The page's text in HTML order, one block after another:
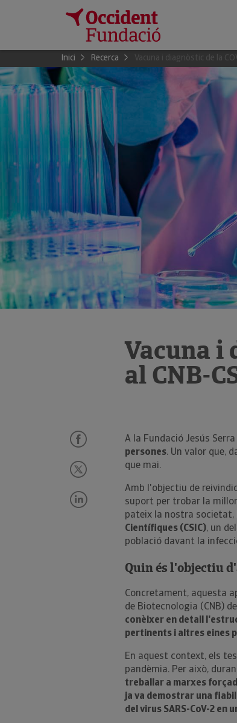
Inici Recerca Vacuna i diagnòstic de la
Vacuna i
al CNB-
A la Fundació Jesús
persones. Un valor que,
que mai.
Amb l'objectiu de
suport per trobar la
pateix la nostra societat,
Científiques (CSIC), un
població davant la
Quin és l'objectiu
Concretament, aquesta
de Biotecnologia (CNB)
conèixer en detall
pertinents i altres eines
En aquest context, els
pandèmia. Per això,
treballar a marxes
ja va demostrar una
del virus SARS-CoV-2 en